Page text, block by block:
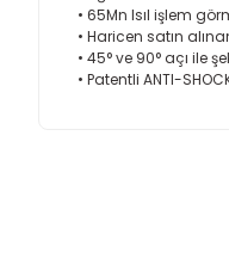
• 65Mn Isıl işlem
• Haricen satın
• 45° ve 90° açı ile
• Patentli ANTI-